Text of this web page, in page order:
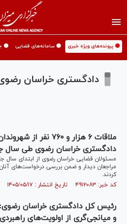
🟡 پرونده‌های ویژه خبری 🟡 سامانه‌های قضایی 🟡
دادگستری خراسان
ملاقات ۶ هزار و ۷۶۰
دادگستری خراسان رضوی طی سال
مراجعان دیدار و ضمن بررسی درخواست‌های
کردند.
کد خبر: ۴۹۱۲۰۸۳ تاریخ انتشار : ۱۴۰۵/۰۵/۱۷
رئیس کل دادگستری خراسان
و میانجی‌گری از اولویت‌های